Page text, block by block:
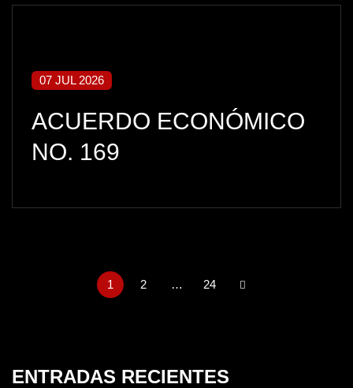
07 JUL 2026
ACUERDO ECONÓMICO
NO. 169
1 2 … 24
ENTRADAS RECIENTES